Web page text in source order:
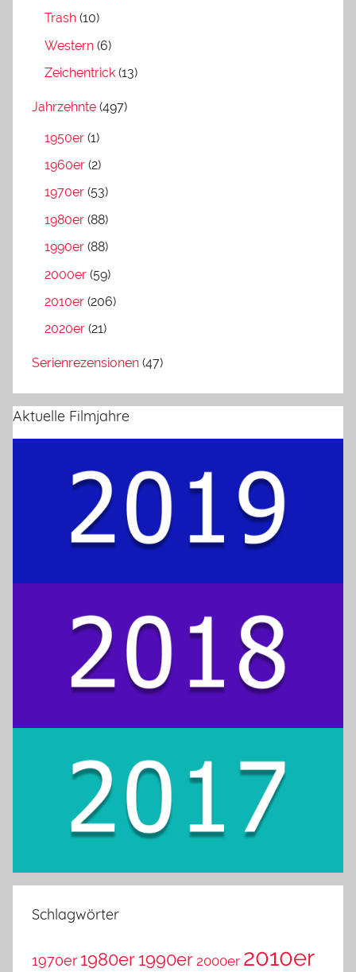
Trash (10)
Western (6)
Zeichentrick (13)
Jahrzehnte (497)
1950er (1)
1960er (2)
1970er (53)
1980er (88)
1990er (88)
2000er (59)
2010er (206)
2020er (21)
Serienrezensionen (47)
Aktuelle Filmjahre
Schlagwörter
1970er 1980er 1990er 2000er 2010er